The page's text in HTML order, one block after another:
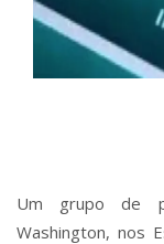
Um grupo de
Washington, nos